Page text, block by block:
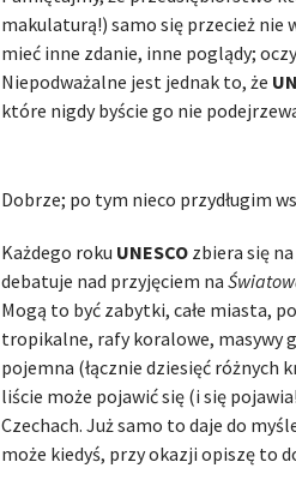
makulaturą!) samo się przecież nie
mieć inne zdanie, inne poglądy;
Niepodważalne jest jednak to, że
które nigdy byście go nie
Dobrze; po tym nieco przydługim
Każdego roku UNESCO zbiera się
debatuje nad przyjęciem na
Mogą to być zabytki, całe miasta,
tropikalne, rafy koralowe, masywy
pojemna (łącznie dziesięć różnych
liście może pojawić się (i się
Czechach. Już samo to daje do
może kiedyś, przy okazji opiszę to